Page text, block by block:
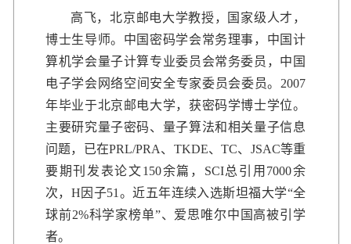
高飞，北京邮电大学教授，国家级人才，
博士生导师。中国密码学会常务理事，中国计
算机学会量子计算专业委员会常务委员，中国
电子学会网络空间安全专家委员会委员。2007
年毕业于北京邮电大学，获密码学博士学位。
主要研究量子密码、量子算法和相关量子信息
问题，已在PRL/PRA、TKDE、TC、JSAC等重
要期刊发表论文150余篇，SCI总引用7000余
次，H因子51。近五年连续入选斯坦福大学“全
球前2%科学家榜单”、爱思唯尔中国高被引学
者。